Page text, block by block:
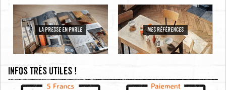
LA PRESSE EN PARLE MES RÉFÉRENCES
Infos très utiles !